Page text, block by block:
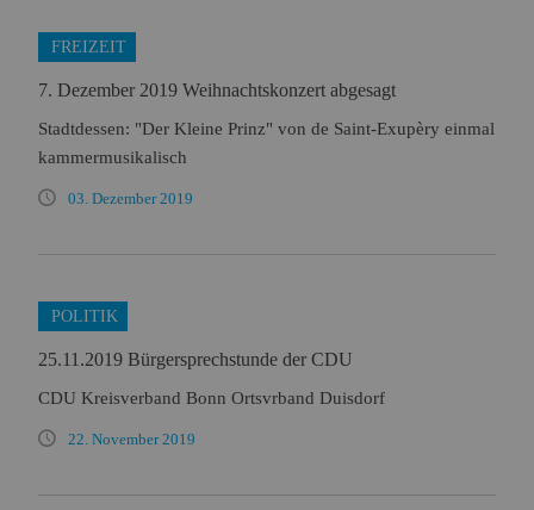
FREIZEIT
7. Dezember 2019 Weihnachtskonzert abgesagt
Stadtdessen: "Der Kleine Prinz" von de Saint-Exupèry einmal
kammermusikalisch
03. Dezember 2019
POLITIK
25.11.2019 Bürgersprechstunde der CDU
CDU Kreisverband Bonn Ortsvrband Duisdorf
22. November 2019